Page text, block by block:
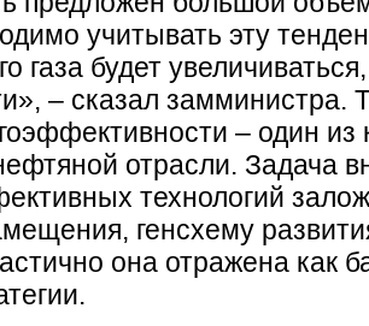
учитывать эту
газа будет
– сказал замминистра.
– один из
отрасли. Задача
технологий
генсхему
она отражена как